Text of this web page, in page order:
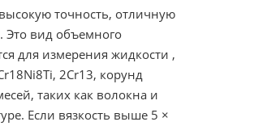
точность, отличную
Это вид объемного
для измерения жидкости ,
2Cr13, корунд
таких как волокна и
Если вязкость выше 5 ×